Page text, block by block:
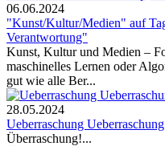
06.06.2024
"Kunst/Kultur/Medien" auf
Verantwortung"
Kunst, Kultur und Medien –
maschinelles Lernen oder
gut wie alle Ber...
28.05.2024
Ueberraschung
Überraschung!...